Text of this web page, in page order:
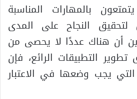
بالمهارات المناسبة
لتحقيق النجاح على المدى
أن هناك عددًا لا يحصى من
تطوير التطبيقات الرائع، فإن
يجب وضعها في الاعتبار